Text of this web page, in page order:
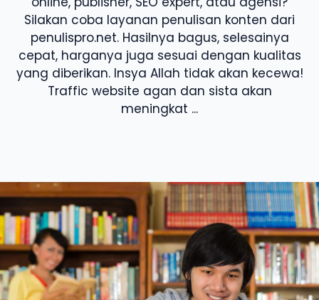
Silakan coba layanan penulisan konten dari
penulispro.net. Hasilnya bagus, selesainya
cepat, harganya juga sesuai dengan kualitas
yang diberikan. Insya Allah tidak akan kecewa!
Traffic website agan dan sista akan
meningkat ...